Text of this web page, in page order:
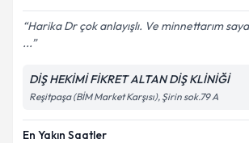
Harika Dr çok anlayışlı. Ve minnettarım
...
DİŞ HEKİMİ FİKRET ALTAN DİŞ KLİNİĞİ
Reşitpaşa (BİM Market Karşısı), Şirin sok.79 A
En Yakın Saatler